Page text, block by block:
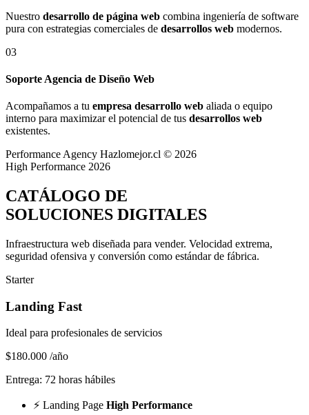
Nuestro desarrollo de página web combina ingeniería de software
pura con estrategias comerciales de desarrollos web modernos.
03
Soporte Agencia de Diseño Web
Acompañamos a tu empresa desarrollo web aliada o equipo
interno para maximizar el potencial de tus desarrollos web
existentes.
Performance Agency Hazlomejor.cl © 2026
High Performance 2026
CATÁLOGO DE
SOLUCIONES DIGITALES
Infraestructura web diseñada para vender. Velocidad extrema,
seguridad ofensiva y conversión como estándar de fábrica.
Starter
Landing Fast
Ideal para profesionales de servicios
$180.000 /año
Entrega: 72 horas hábiles
⚡ Landing Page High Performance